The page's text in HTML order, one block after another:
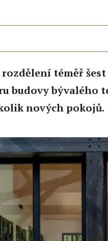
téměř
budovy bývalého
nových pokojů.